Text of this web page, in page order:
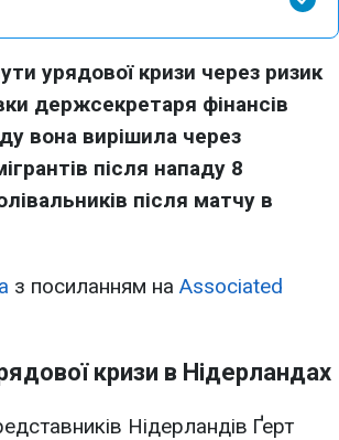
урядової кризи через ризик
держсекретаря фінансів
вона вирішила через
після нападу 8
після матчу в
з посиланням на Associated
кризи в Нідерландах
Нідерландів Ґерт